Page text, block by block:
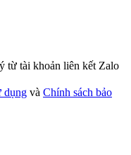
từ tài khoản liên kết Zalo
dụng và Chính sách bảo